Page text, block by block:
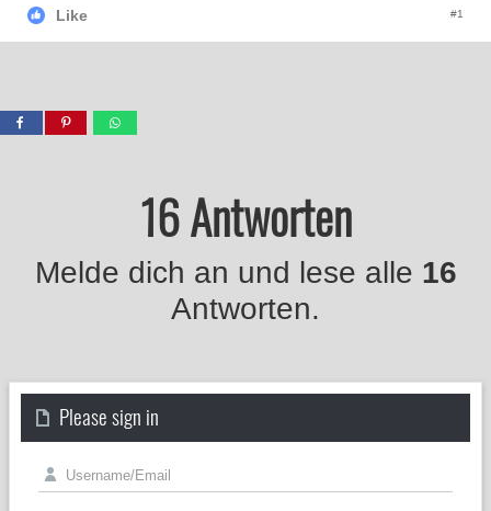
Like #1
16 Antworten
Melde dich an und lese alle 16
Antworten.
Please sign in